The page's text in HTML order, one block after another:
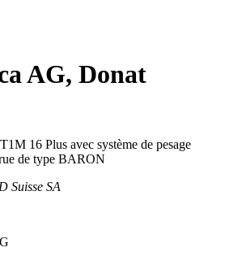
AG, Donat
16 Plus avec système de pesage
de type BARON
Suisse SA